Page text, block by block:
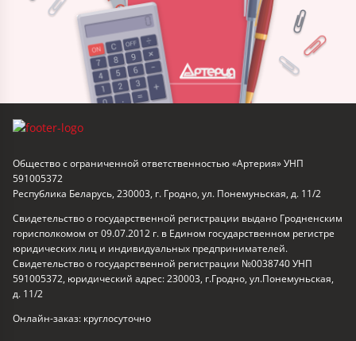
Общество с ограниченной ответственностью «Артерия» УНП
591005372
Республика Беларусь, 230003, г. Гродно, ул. Понемуньская, д. 11/2
Свидетельство о государственной регистрации выдано Гродненским
горисполкомом от 09.07.2012 г. в Едином государственном регистре
юридических лиц и индивидуальных предпринимателей.
Свидетельство о государственной регистрации №0038740 УНП
591005372, юридический адрес: 230003, г.Гродно, ул.Понемуньская,
д. 11/2
Онлайн-заказ: круглосуточно